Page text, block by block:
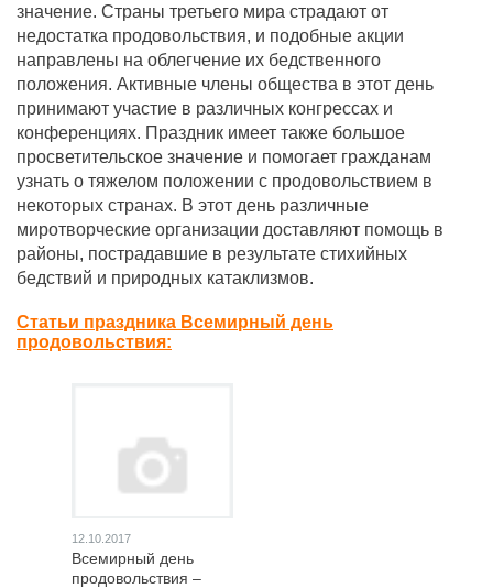
значение. Страны третьего мира страдают от
недостатка продовольствия, и подобные акции
направлены на облегчение их бедственного
положения. Активные члены общества в этот день
принимают участие в различных конгрессах и
конференциях. Праздник имеет также большое
просветительское значение и помогает гражданам
узнать о тяжелом положении с продовольствием в
некоторых странах. В этот день различные
миротворческие организации доставляют помощь в
районы, пострадавшие в результате стихийных
бедствий и природных катаклизмов.
Статьи праздника Всемирный день
продовольствия:
12.10.2017
Всемирный день
продовольствия –